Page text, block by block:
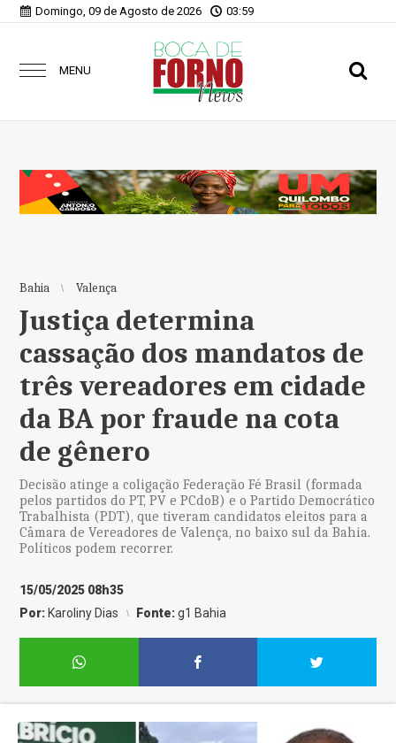
Domingo, 09 de Agosto de 2026 03:59
MENU
Bahia Valença
Justiça determina
cassação dos mandatos de
três vereadores em cidade
da BA por fraude na cota
de gênero
Decisão atinge a coligação Federação Fé Brasil (formada
pelos partidos do PT, PV e PCdoB) e o Partido Democrático
Trabalhista (PDT), que tiveram candidatos eleitos para a
Câmara de Vereadores de Valença, no baixo sul da Bahia.
Políticos podem recorrer.
15/05/2025 08h35
Por: Karoliny Dias Fonte:g1 Bahia